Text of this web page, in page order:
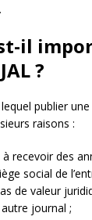
il
?
publier
raisons :
recevoir des
social de
de valeur
journal ;